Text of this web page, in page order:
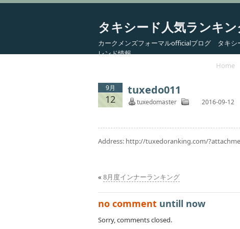
タキシード人気ランキン
カークメンズフォーマルofficialブログ タキシ
レンド情報
Home
9月
12
tuxedo011
tuxedomaster 2016-09-12
Address: http://tuxedoranking.com/
« 8月度インナーランキング
no comment untill now
Sorry, comments closed.